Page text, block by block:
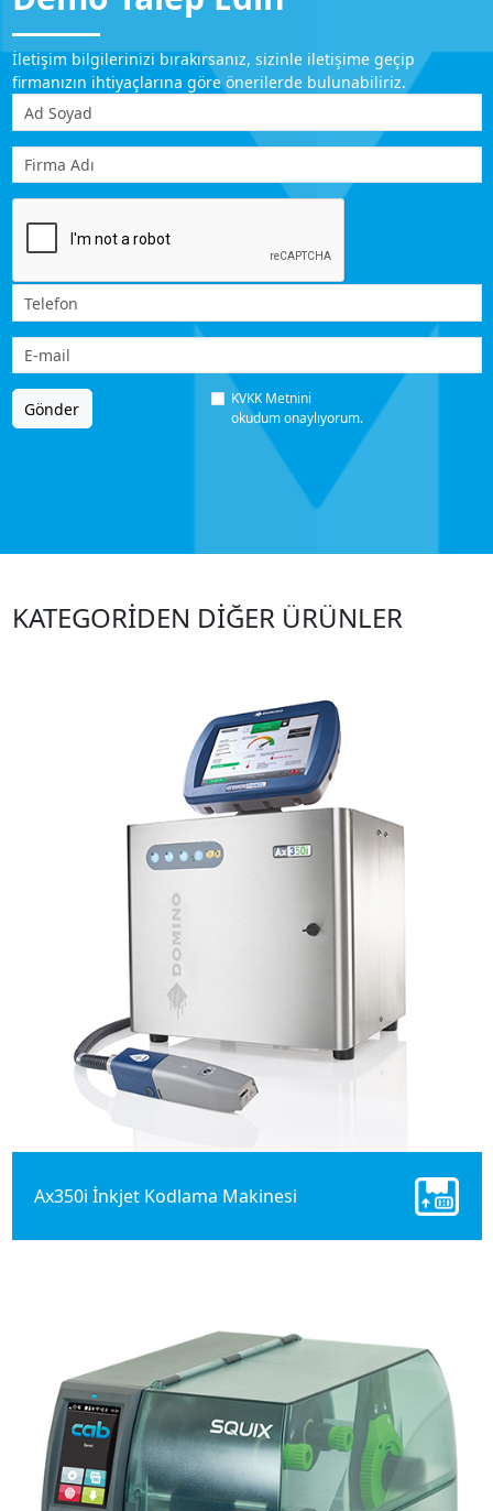
İletişim bilgilerinizi bırakırsanız, sizinle iletişime geçip
firmanızın ihtiyaçlarına göre önerilerde bulunabiliriz.
Gönder
KVKK Metnini
okudum onaylıyorum.
KATEGORİDEN DİĞER ÜRÜNLER
Ax350i İnkjet Kodlama Makinesi